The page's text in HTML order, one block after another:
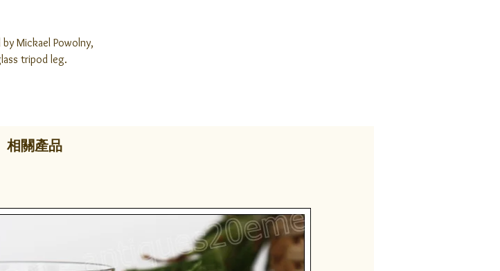
Mickael Powolny,
tripod leg.
相關產品